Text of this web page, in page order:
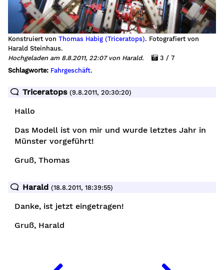
Konstruiert von Thomas Habig (Triceratops). Fotografiert von
Harald Steinhaus.
Hochgeladen am 8.8.2011, 22:07 von Harald.
3 / 7
Schlagworte: Fahrgeschäft.
Triceratops (9.8.2011, 20:30:20)
Hallo
Das Modell ist von mir und wurde letztes Jahr in
Münster vorgeführt!
Gruß, Thomas
Harald (18.8.2011, 18:39:55)
Danke, ist jetzt eingetragen!
Gruß, Harald